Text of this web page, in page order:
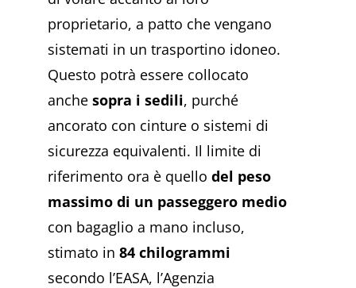
proprietario, a patto che vengano
sistemati in un trasportino idoneo.
Questo potrà essere collocato
anche sopra i sedili, purché
ancorato con cinture o sistemi di
sicurezza equivalenti. Il limite di
riferimento ora è quello del peso
massimo di un passeggero medio
con bagaglio a mano incluso,
stimato in 84 chilogrammi
secondo l’EASA, l’Agenzia